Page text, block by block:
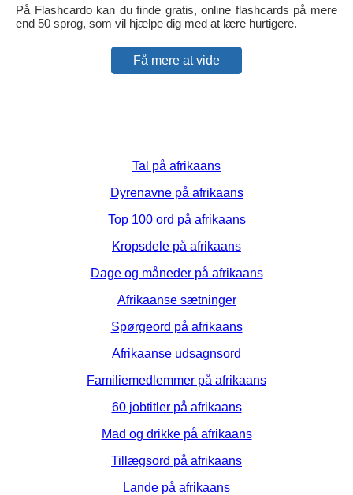
På Flashcardo kan du finde gratis, online flashcards på mere
end 50 sprog, som vil hjælpe dig med at lære hurtigere.
Få mere at vide
Tal på afrikaans
Dyrenavne på afrikaans
Top 100 ord på afrikaans
Kropsdele på afrikaans
Dage og måneder på afrikaans
Afrikaanse sætninger
Spørgeord på afrikaans
Afrikaanse udsagnsord
Familiemedlemmer på afrikaans
60 jobtitler på afrikaans
Mad og drikke på afrikaans
Tillægsord på afrikaans
Lande på afrikaans